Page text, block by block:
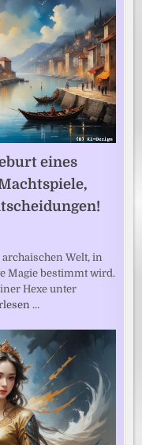
eines
Welt, in
Magie bestimmt wird.
Hexe unter
…